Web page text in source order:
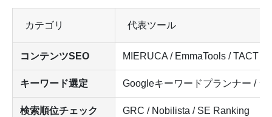
カテゴリ 代表ツール
コンテンツSEO MIERUCA / EmmaTools / TACT
キーワード選定 Googleキーワードプランナー / ラ
検索順位チェック GRC / Nobilista / SE Ranking